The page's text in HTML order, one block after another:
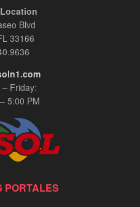
Blvd
33166
Friday:
5:00 PM
PORTALES